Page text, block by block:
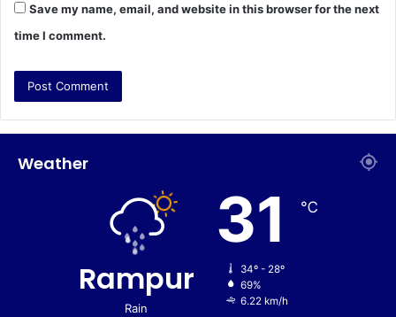
Save my name, email, and website in this browser for the next
time I comment.
Weather
Rampur
Rain
31 ℃
34º - 28º
69%
6.22 km/h